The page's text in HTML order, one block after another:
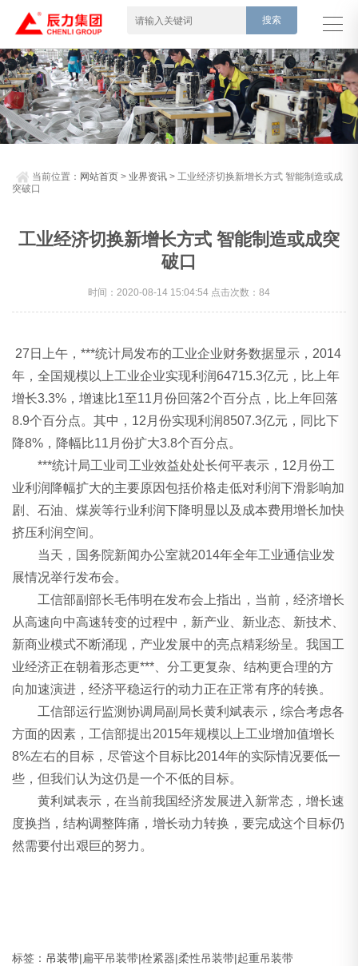
当前位置： 网站首页 >业界资讯 > 工业经济切换新增长方式 智能制造或成
突破口
工业经济切换新增长方式 智能制造或成突
破口
时间：2020-08-14 15:04:54 点击次数：84
27日上午，***统计局发布的工业企业财务数据显示，2014
年，全国规模以上工业企业实现利润64715.3亿元，比上年
增长3.3%，增速比1至11月份回落2个百分点，比上年回落
8.9个百分点。其中，12月份实现利润8507.3亿元，同比下
降8%，降幅比11月份扩大3.8个百分点。
***统计局工业司工业效益处处长何平表示，12月份工
业利润降幅扩大的主要原因包括价格走低对利润下滑影响加
剧、石油、煤炭等行业利润下降明显以及成本费用增长加快
挤压利润空间。
当天，国务院新闻办公室就2014年全年工业通信业发
展情况举行发布会。
工信部副部长毛伟明在发布会上指出，当前，经济增长
从高速向中高速转变的过程中，新产业、新业态、新技术、
新商业模式不断涌现，产业发展中的亮点精彩纷呈。我国工
业经济正在朝着形态更***、分工更复杂、结构更合理的方
向加速演进，经济平稳运行的动力正在正常有序的转换。
工信部运行监测协调局副局长黄利斌表示，综合考虑各
方面的因素，工信部提出2015年规模以上工业增加值增长
8%左右的目标，尽管这个目标比2014年的实际情况要低一
些，但我们认为这仍是一个不低的目标。
黄利斌表示，在当前我国经济发展进入新常态，增长速
度换挡，结构调整阵痛，增长动力转换，要完成这个目标仍
然需要付出艰巨的努力。
标签： 吊装带|扁平吊装带|栓紧器|柔性吊装带|起重吊装带